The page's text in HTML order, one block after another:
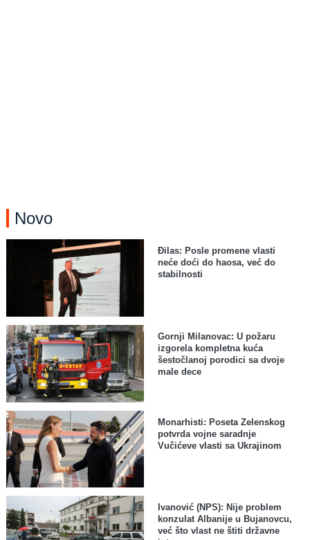
Novo
Đilas: Posle promene vlasti
neće doći do haosa, već do
stabilnosti
Gornji Milanovac: U požaru
izgorela kompletna kuća
šestočlanoj porodici sa dvoje
male dece
Monarhisti: Poseta Zelenskog
potvrda vojne saradnje
Vučićeve vlasti sa Ukrajinom
Ivanović (NPS): Nije problem
konzulat Albanije u Bujanovcu,
već što vlast ne štiti državne